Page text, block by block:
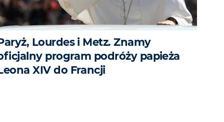
Lourdes i Metz. Znamy
program podróży papieża
XIV do Francji